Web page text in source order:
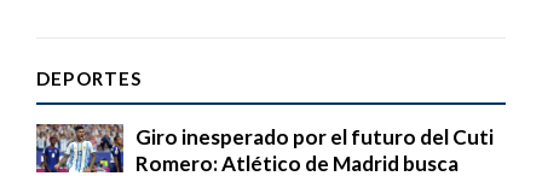
DEPORTES
Giro inesperado por el futuro del Cuti
Romero: Atlético de Madrid busca